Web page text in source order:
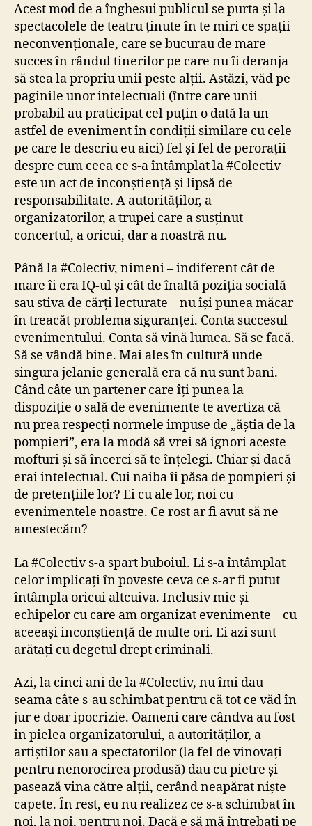
Acest mod de a înghesui publicul se purta și la
spectacolele de teatru ținute în te miri ce spații
neconvenționale, care se bucurau de mare
succes în rândul tinerilor pe care nu îi deranja
să stea la propriu unii peste alții. Astăzi, văd pe
paginile unor intelectuali (între care unii
probabil au praticipat cel puțin o dată la un
astfel de eveniment în condiții similare cu cele
pe care le descriu eu aici) fel și fel de perorații
despre cum ceea ce s-a întâmplat la #Colectiv
este un act de inconștiență și lipsă de
responsabilitate. A autorităților, a
organizatorilor, a trupei care a susținut
concertul, a oricui, dar a noastră nu.
Până la #Colectiv, nimeni – indiferent cât de
mare îi era IQ-ul și cât de înaltă poziția socială
sau stiva de cărți lecturate – nu își punea măcar
în treacăt problema siguranței. Conta succesul
evenimentului. Conta să vină lumea. Să se facă.
Să se vândă bine. Mai ales în cultură unde
singura jelanie generală era că nu sunt bani.
Când câte un partener care îți punea la
dispoziție o sală de evenimente te avertiza că
nu prea respecți normele impuse de „ăștia de la
pompieri”, era la modă să vrei să ignori aceste
mofturi și să încerci să te înțelegi. Chiar și dacă
erai intelectual. Cui naiba îi păsa de pompieri și
de pretențiile lor? Ei cu ale lor, noi cu
evenimentele noastre. Ce rost ar fi avut să ne
amestecăm?
La #Colectiv s-a spart buboiul. Li s-a întâmplat
celor implicați în poveste ceva ce s-ar fi putut
întâmpla oricui altcuiva. Inclusiv mie și
echipelor cu care am organizat evenimente – cu
aceeași inconștiență de multe ori. Ei azi sunt
arătați cu degetul drept criminali.
Azi, la cinci ani de la #Colectiv, nu îmi dau
seama câte s-au schimbat pentru că tot ce văd în
jur e doar ipocrizie. Oameni care cândva au fost
în pielea organizatorului, a autorităților, a
artiștilor sau a spectatorilor (la fel de vinovați
pentru nenorocirea produsă) dau cu pietre și
pasează vina către alții, cerând neapărat niște
capete. În rest, eu nu realizez ce s-a schimbat în
noi, la noi, pentru noi. Dacă e să mă întrebați pe